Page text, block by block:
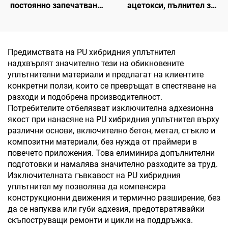
постоянно запечатване,
доставчици на силикон
за 9 месеца
ацетокси, пълнител за
възможно
Предимствата на PU хибридния уплътнител
надхвърлят значително тези на обикновените
уплътнителни материали и предлагат на клиентите
конкретни ползи, които се превръщат в спестяване на
разходи и подобрена производителност.
Потребителите отбелязват изключителна адхезионна
якост при нанасяне на PU хибридния уплътнител върху
различни основи, включително бетон, метал, стъкло и
композитни материали, без нужда от праймери в
повечето приложения. Това елиминира допълнителни
подготовки и намалява значително разходите за труд.
Изключителната гъвкавост на PU хибридния
уплътнител му позволява да компенсира
конструкционни движения и термично разширение, без
да се напуква или губи адхезия, предотвратявайки
скъпоструващи ремонти и цикли на поддръжка.